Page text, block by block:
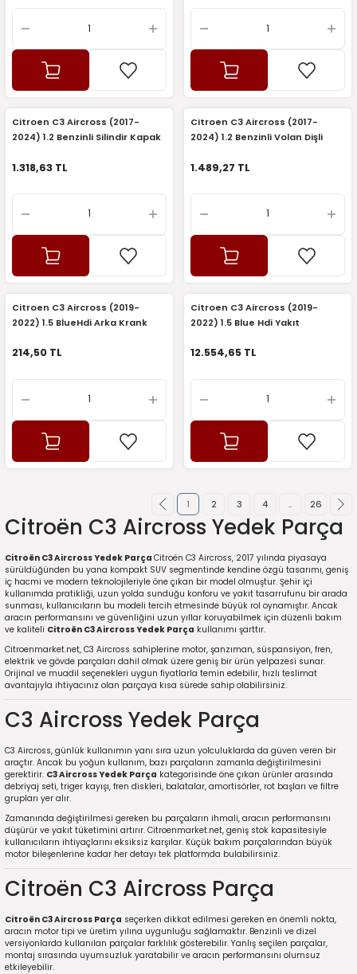
Citroen C3 Aircross (2017-
2024) 1.2 Benzinli Silindir Kapak
1.318,63 TL
Citroen C3 Aircross (2017-
2024) 1.2 Benzinli Volan Dişli
1.489,27 TL
Citroen C3 Aircross (2019-
2022) 1.5 BlueHdi Arka Krank
214,50 TL
Citroen C3 Aircross (2019-
2022) 1.5 Blue Hdi Yakıt
12.554,65 TL
1 2 3 4 .. 26
Citroën C3 Aircross Yedek Parça
Citroën C3 Aircross Yedek Parça Citroën C3 Aircross, 2017 yılında piyasaya
sürüldüğünden bu yana kompakt SUV segmentinde kendine özgü tasarımı, geniş
iç hacmi ve modern teknolojileriyle öne çıkan bir model olmuştur. Şehir içi
kullanımda pratikliği, uzun yolda sunduğu konforu ve yakıt tasarrufunu bir arada
sunması, kullanıcıların bu modeli tercih etmesinde büyük rol oynamıştır. Ancak
aracın performansını ve güvenliğini uzun yıllar koruyabilmek için düzenli bakım
ve kaliteli Citroën C3 Aircross Yedek Parça kullanımı şarttır.
Citroenmarket.net, C3 Aircross sahiplerine motor, şanzıman, süspansiyon, fren,
elektrik ve gövde parçaları dahil olmak üzere geniş bir ürün yelpazesi sunar.
Orijinal ve muadil seçenekleri uygun fiyatlarla temin edebilir, hızlı teslimat
avantajıyla ihtiyacınız olan parçaya kısa sürede sahip olabilirsiniz.
C3 Aircross Yedek Parça
C3 Aircross, günlük kullanımın yanı sıra uzun yolculuklarda da güven veren bir
araçtır. Ancak bu yoğun kullanım, bazı parçaların zamanla değiştirilmesini
gerektirir. C3 Aircross Yedek Parça kategorisinde öne çıkan ürünler arasında
debriyaj seti, triger kayışı, fren diskleri, balatalar, amortisörler, rot başları ve filtre
grupları yer alır.
Zamanında değiştirilmesi gereken bu parçaların ihmali, aracın performansını
düşürür ve yakıt tüketimini artırır. Citroenmarket.net, geniş stok kapasitesiyle
kullanıcıların ihtiyaçlarını eksiksiz karşılar. Küçük bakım parçalarından büyük
motor bileşenlerine kadar her detayı tek platformda bulabilirsiniz.
Citroën C3 Aircross Parça
Citroën C3 Aircross Parça seçerken dikkat edilmesi gereken en önemli nokta,
aracın motor tipi ve üretim yılına uygunluğu sağlamaktır. Benzinli ve dizel
versiyonlarda kullanılan parçalar farklılık gösterebilir. Yanlış seçilen parçalar,
montaj sırasında uyumsuzluk yaratabilir ve aracın performansını olumsuz
etkileyebilir.